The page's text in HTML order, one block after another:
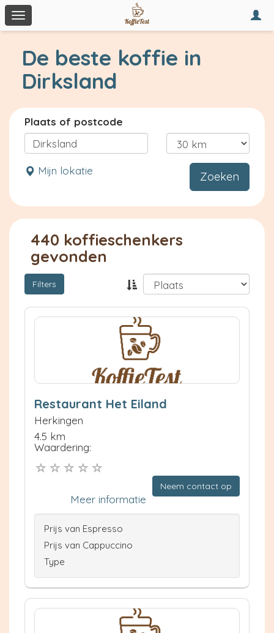
Toggle
navigation
De beste koffie in
Dirksland
Plaats of postcode
Mijn lokatie Zoeken
440 koffieschenkers
gevonden
Filters
Restaurant Het Eiland
Herkingen
4.5 km
Waardering:
Neem contact op
Meer informatie
Prijs van Espresso
Prijs van Cappuccino
Type